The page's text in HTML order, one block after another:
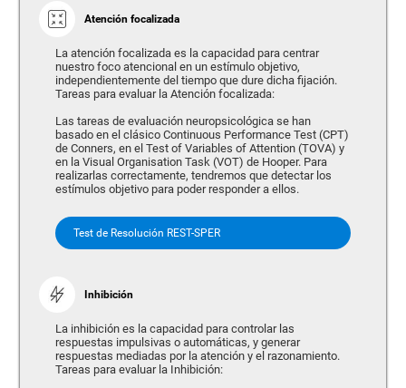
Atención focalizada
La atención focalizada es la capacidad para centrar
nuestro foco atencional en un estímulo objetivo,
independientemente del tiempo que dure dicha fijación.
Tareas para evaluar la Atención focalizada:
Las tareas de evaluación neuropsicológica se han
basado en el clásico Continuous Performance Test (CPT)
de Conners, en el Test of Variables of Attention (TOVA) y
en la Visual Organisation Task (VOT) de Hooper. Para
realizarlas correctamente, tendremos que detectar los
estímulos objetivo para poder responder a ellos.
Test de Resolución REST-SPER
Inhibición
La inhibición es la capacidad para controlar las
respuestas impulsivas o automáticas, y generar
respuestas mediadas por la atención y el razonamiento.
Tareas para evaluar la Inhibición: